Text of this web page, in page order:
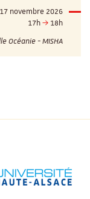
17 novembre 2026
17h
18h
Océanie - MISHA